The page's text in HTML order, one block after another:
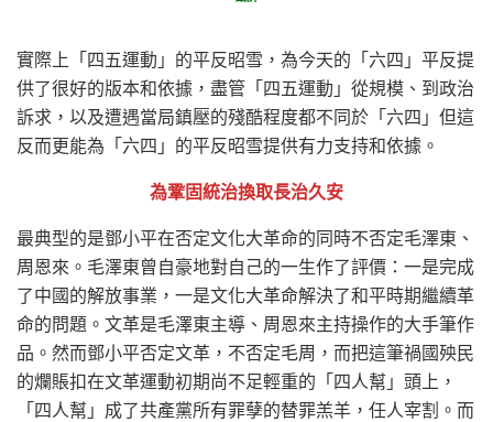
實際上「四五運動」的平反昭雪，為今天的「六四」平反提
供了很好的版本和依據，盡管「四五運動」從規模、到政治
訴求，以及遭遇當局鎮壓的殘酷程度都不同於「六四」但這
反而更能為「六四」的平反昭雪提供有力支持和依據。
為鞏固統治換取長治久安
最典型的是鄧小平在否定文化大革命的同時不否定毛澤東、
周恩來。毛澤東曾自豪地對自己的一生作了評價：一是完成
了中國的解放事業，一是文化大革命解決了和平時期繼續革
命的問題。文革是毛澤東主導、周恩來主持操作的大手筆作
品。然而鄧小平否定文革，不否定毛周，而把這筆禍國殃民
的爛賬扣在文革運動初期尚不足輕重的「四人幫」頭上，
「四人幫」成了共產黨所有罪孽的替罪羔羊，任人宰割。而